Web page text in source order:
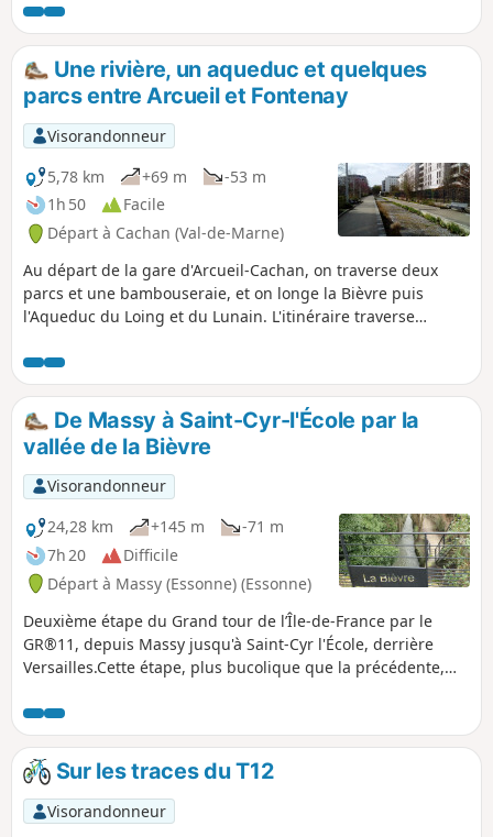
Toutefois, les petites rues et les parcs
publics sont privilégiés. C'est aussi là
que le cours de la rivière devient en
partie souterrain, avec quelques
réapparitions de place en place. Du
patrimoine, avec notamment les
impressionnants aqueducs d'Arcueil et
Cachan et de beaux points de vue sur
Paris dans la partie "haute" du
parcours.
Une rivière, un aqueduc et quelques
parcs entre Arcueil et Fontenay
Visorandonneur
5,78 km
+69 m
-53 m
1h 50
Facile
Départ à Cachan (Val-de-Marne)
Au départ de la gare d'Arcueil-Cachan, on traverse deux
parcs et une bambouseraie, et on longe la Bièvre puis
l'Aqueduc du Loing et du Lunain. L'itinéraire traverse
regagner la gare de Fontenay-aux-Roses, début et terme de
cette longue boucle à travers la proche banlieue parisienne.
De Massy à Saint-Cyr-l'École par la
vallée de la Bièvre
Visorandonneur
24,28 km
+145 m
-71 m
7h 20
Difficile
Départ à Massy (Essonne) (Essonne)
Deuxième étape du Grand tour de l’Île-de-France par le
GR®11, depuis Massy jusqu'à Saint-Cyr l'École, derrière
Versailles.Cette étape, plus bucolique que la précédente,
vallée, où elle est quasi-intégralement à l'air libre. Arrivé
près de sa source à Guyancourt, le GR® quitte la vallée et
continue vers Saint-Cyr-l'École.
Sur les traces du T12
Visorandonneur